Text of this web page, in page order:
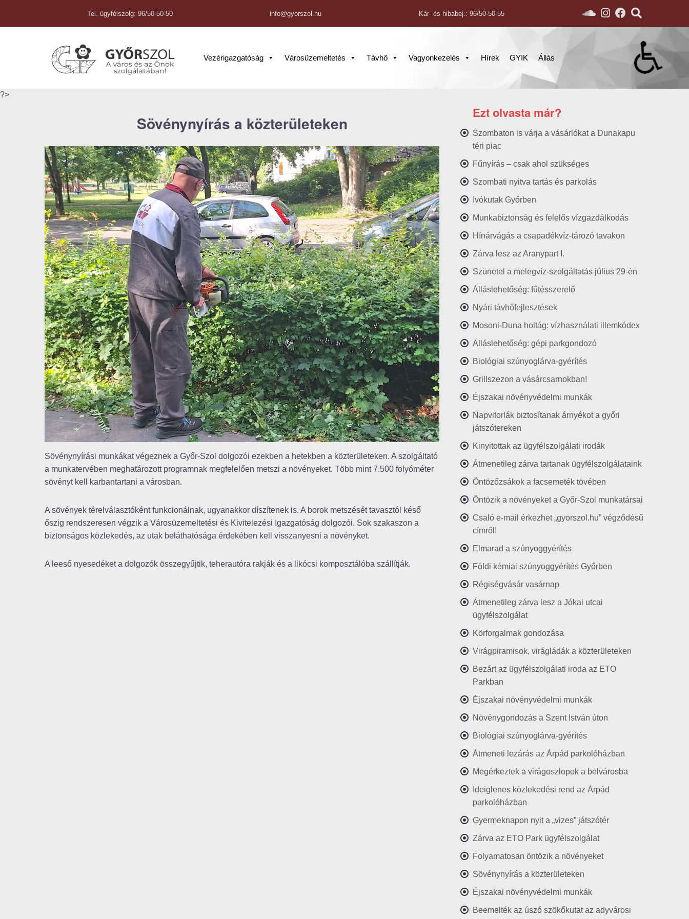
Tel. ügyfélszolg: 96/50-50-50 info@gyorszol.hu Kár- és hibabej.: 96/50-50-55
Vezérigazgatóság Városüzemeltetés Távhő Vagyonkezelés Hírek GYIK Állás
?>
Sövénynyírás a közterületeken
Sövénynyírási munkákat végeznek a Győr-Szol dolgozói ezekben a hetekben a közterületeken. A szolgáltató
a munkatervében meghatározott programnak megfelelően metszi a növényeket. Több mint 7.500 folyóméter
sövényt kell karbantartani a városban.
A sövények térelválasztóként funkcionálnak, ugyanakkor díszítenek is. A borok metszését tavasztól késő
őszig rendszeresen végzik a Városüzemeltetési és Kivitelezési Igazgatóság dolgozói. Sok szakaszon a
biztonságos közlekedés, az utak beláthatósága érdekében kell visszanyesni a növényket.
A leeső nyesedéket a dolgozók összegyűjtik, teherautóra rakják és a likócsi komposztálóba szállítják.
Ezt olvasta már?
Szombaton is várja a vásárlókat a Dunakapu
téri piac
Fűnyírás – csak ahol szükséges
Szombati nyitva tartás és parkolás
Ivókutak Győrben
Munkabiztonság és felelős vízgazdálkodás
Hínárvágás a csapadékvíz-tározó tavakon
Zárva lesz az Aranypart I.
Szünetel a melegvíz-szolgáltatás július 29-én
Álláslehetőség: fűtésszerelő
Nyári távhőfejlesztések
Mosoni-Duna holtág: vízhasználati illemkódex
Álláslehetőség: gépi parkgondozó
Biológiai szúnyoglárva-gyérítés
Grillszezon a vásárcsarnokban!
Éjszakai növényvédelmi munkák
Napvitorlák biztosítanak árnyékot a győri
játszótereken
Kinyitottak az ügyfélszolgálati irodák
Átmenetileg zárva tartanak ügyfélszolgálataink
Öntözőzsákok a facsemeték tövében
Öntözik a növényeket a Győr-Szol munkatársai
Csaló e-mail érkezhet „gyorszol.hu” végződésű
címről!
Elmarad a szúnyoggyérítés
Földi kémiai szúnyoggyérítés Győrben
Régiségvásár vasárnap
Átmenetileg zárva lesz a Jókai utcai
ügyfélszolgálat
Körforgalmak gondozása
Virágpiramisok, virágládák a közterületeken
Bezárt az ügyfélszolgálati iroda az ETO
Parkban
Éjszakai növényvédelmi munkák
Növénygondozás a Szent István úton
Biológiai szúnyoglárva-gyérítés
Átmeneti lezárás az Árpád parkolóházban
Megérkeztek a virágoszlopok a belvárosba
Ideiglenes közlekedési rend az Árpád
parkolóházban
Gyermeknapon nyit a „vizes” játszótér
Zárva az ETO Park ügyfélszolgálat
Folyamatosan öntözik a növényeket
Sövénynyírás a közterületeken
Éjszakai növényvédelmi munkák
Beemelték az úszó szökőkutat az adyvárosi